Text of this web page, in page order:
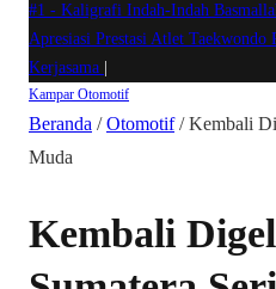
#1 - Kaligrafi Indah-Indah
Apresiasi Prestasi Atlet
Kerjasama
Kampar Otomotif
Beranda /Otomotif /Kembali
Muda
Kembali